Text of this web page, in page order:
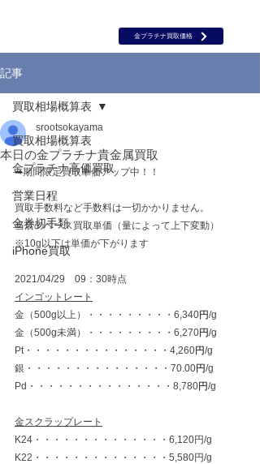
金プラチナ買取価格
記事
買取相場概算表
金プラチナ高価買取
営業日程
金券切手類
iPhone買取
買取相場概算表
本日の金プラチナ貴金属買取
srootsokayama
➡期間限定買取単価アップ中！！
買取手数料など手数料は一切かかりません。
当店のベース買取単価（量によって上下変動）
※10g以下は単価が下がります
2021/04/29　09：30時点
インゴットレート
金（500g以上）・・・・・・・・・6,340円/g
金（500g未満）・・・・・・・・・6,270円/g
Pt・・・・・・・・・・・・・・・4,260円/g
銀・・・・・・・・・・・・・・・70.00円/g
Pd・・・・・・・・・・・・・・・8,780円/g
金スクラップレート
K24・・・・・・・・・・・・・・6,120円/g
K22・・・・・・・・・・・・・・5,580円/g